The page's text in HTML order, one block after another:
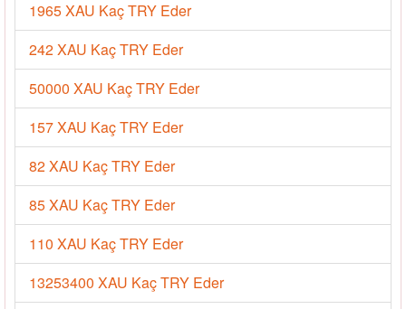
1965 XAU Kaç TRY Eder
242 XAU Kaç TRY Eder
50000 XAU Kaç TRY Eder
157 XAU Kaç TRY Eder
82 XAU Kaç TRY Eder
85 XAU Kaç TRY Eder
110 XAU Kaç TRY Eder
13253400 XAU Kaç TRY Eder